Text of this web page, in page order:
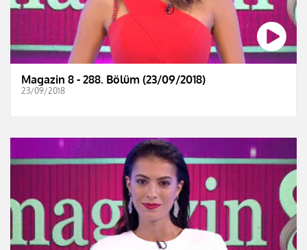
Magazin 8 - 288. Bölüm (23/09/2018)
23/09/2018